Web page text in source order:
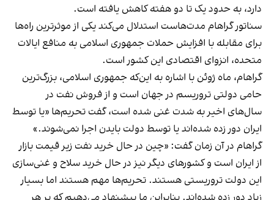
دارد، به حدود یک تا دو هفته کاهش یافته است.
سناتور گراهام مدت‌هاست استدلال می‌کند یکی از موثرترین راه‌ها
برای مقابله با افزایش حملات جمهوری اسلامی به منافع ایالات
متحده، انزوای اقتصادی این کشور است.
گراهام، ماه ژوئن با اشاره به این‌که جمهوری اسلامی، بزرگ‌ترین
حامی دولتی تروریسم در جهان است و از فروش نفت در
سال‌های اخیر به شدت غنی شده است، گفت تحریم‌ها «یا توسط
ایران دور زده شده‌اند یا توسط دولت بایدن اجرا نمی‌شوند.»
گراهام در آن زمان گفت: «چین در حال خرید نفت زیر قیمت بازار
از ایران است و کشورهای دیگر نیز در حال خرید سلاح و غنی‌سازی
این دولت تروریستی هستند. تحریم‌ها مهم هستند اما بسیار